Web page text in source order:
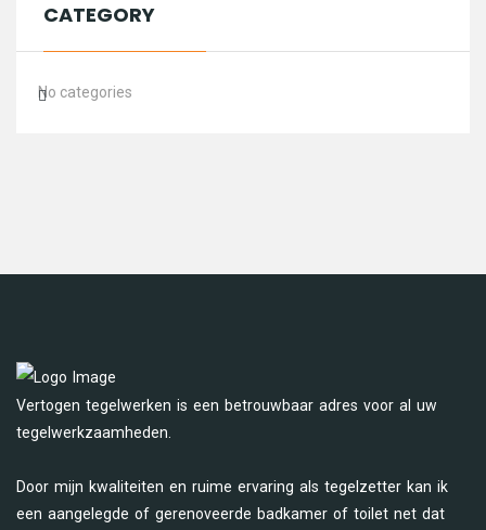
CATEGORY
No categories
Vertogen tegelwerken is een betrouwbaar adres voor al uw
tegelwerkzaamheden.
Door mijn kwaliteiten en ruime ervaring als tegelzetter kan ik
een aangelegde of gerenoveerde badkamer of toilet net dat